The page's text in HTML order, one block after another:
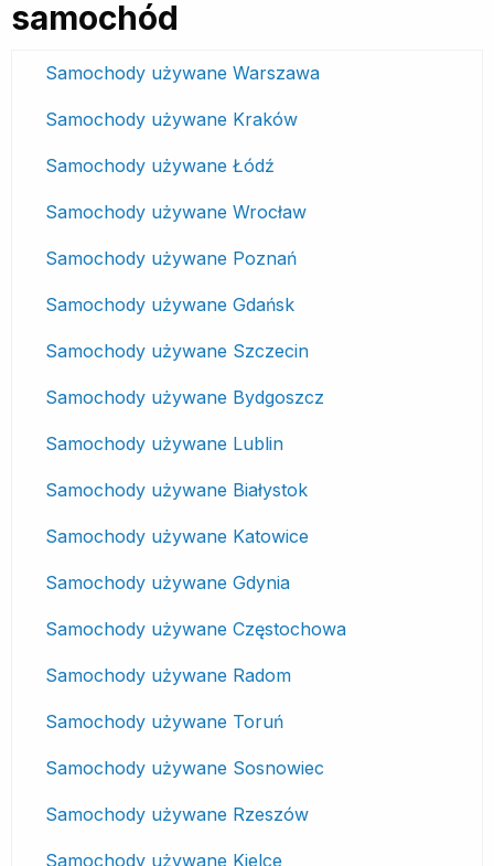
samochód
Samochody używane Warszawa
Samochody używane Kraków
Samochody używane Łódź
Samochody używane Wrocław
Samochody używane Poznań
Samochody używane Gdańsk
Samochody używane Szczecin
Samochody używane Bydgoszcz
Samochody używane Lublin
Samochody używane Białystok
Samochody używane Katowice
Samochody używane Gdynia
Samochody używane Częstochowa
Samochody używane Radom
Samochody używane Toruń
Samochody używane Sosnowiec
Samochody używane Rzeszów
Samochody używane Kielce